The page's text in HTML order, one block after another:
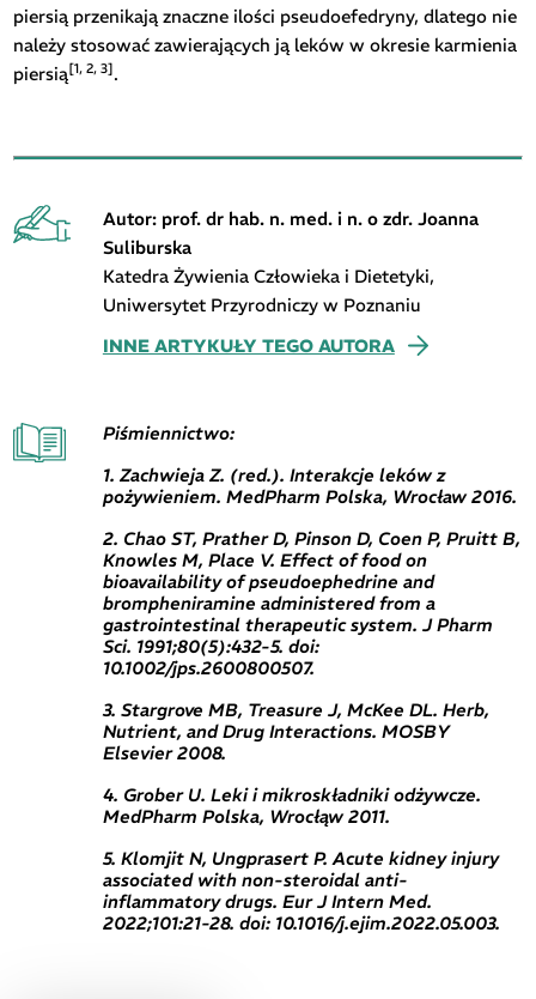
piersią przenikają znaczne ilości pseudoefedryny, dlatego nie
należy stosować zawierających ją leków w okresie karmienia
piersią[1, 2, 3].
Autor: prof. dr hab. n. med. i n. o zdr. Joanna
Suliburska
Katedra Żywienia Człowieka i Dietetyki,
Uniwersytet Przyrodniczy w Poznaniu
INNE ARTYKUŁY TEGO AUTORA
Piśmiennictwo:
1. Zachwieja Z. (red.). Interakcje leków z
pożywieniem. MedPharm Polska, Wrocław 2016.
2. Chao ST, Prather D, Pinson D, Coen P, Pruitt B,
Knowles M, Place V. Effect of food on
bioavailability of pseudoephedrine and
brompheniramine administered from a
gastrointestinal therapeutic system. J Pharm
Sci. 1991;80(5):432-5. doi:
10.1002/jps.2600800507.
3. Stargrove MB, Treasure J, McKee DL. Herb,
Nutrient, and Drug Interactions. MOSBY
Elsevier 2008.
4. Grober U. Leki i mikroskładniki odżywcze.
MedPharm Polska, Wrocłąw 2011.
5. Klomjit N, Ungprasert P. Acute kidney injury
associated with non-steroidal anti-
inflammatory drugs. Eur J Intern Med.
2022;101:21-28. doi: 10.1016/j.ejim.2022.05.003.